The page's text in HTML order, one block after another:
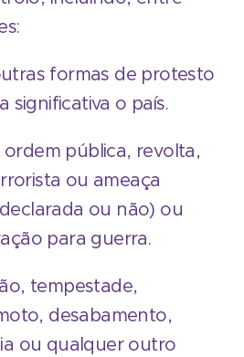
formas de protesto
significativa o país.
ordem pública, revolta,
ou ameaça
ou não) ou
para guerra.
tempestade,
desabamento,
ou qualquer outro